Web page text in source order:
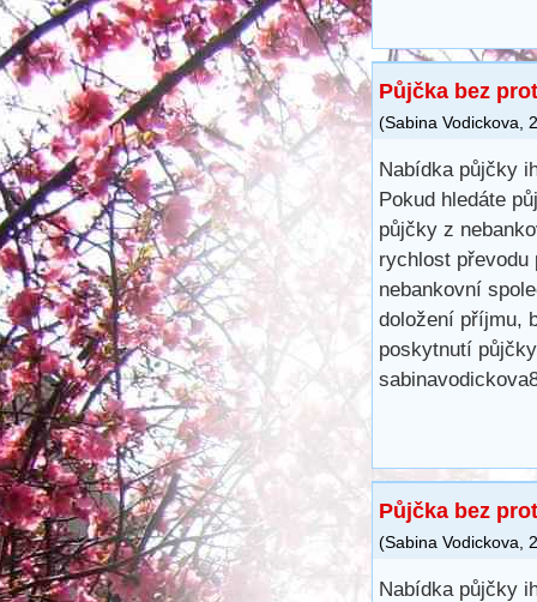
Půjčka bez
(Sabina Vodickova
Nabídka půjčky
Pokud hledáte
půjčky z
rychlost
nebankovní
doložení příjmu,
poskytnutí
Půjčka bez
(Sabina Vodickova
Nabídka půjčky